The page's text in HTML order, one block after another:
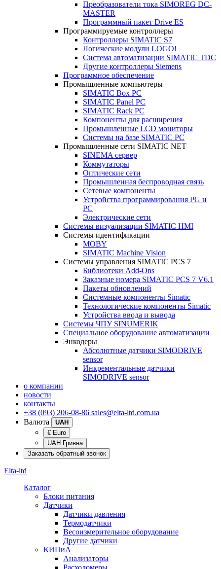
Преобразователи тока SIMOREG DC-
MASTER
Программный пакет Drive ES
Программируемые контроллеры
Контроллеры SIMATIC S7
Логические модули LOGO!
Система автоматизации SIMATIC TDC
Другие контроллеры Siemens
Программное обеспечение
Промышленные компьютеры
SIMATIC Box PC
SIMATIC Panel PС
SIMATIC Rack PC
Компоненты для расширения
Промышленные LCD мониторы
Системы на базе SIMATIC PC
Промышленные сети SIMATIC NET
SINEMA сервер
Коммутаторы
Оптические сети
Промышленная беспроводная связь
Сетевые компоненты
Устройства программирования PG и
PC
Электрические сети
Системы визуализации SIMATIC HMI
Системы идентификации
MOBY
SIMATIC Machine Vision
Системы управления SIMATIC PCS 7
Библиотеки Add-Ons
Заказные номера SIMATIC PCS 7 V6.1
Пакеты обновлений
Системные компоненты Simatic
Технологические компоненты Simatic
Устройства ввода и вывода
Системы ЧПУ SINUMERIK
Специальное оборудование автоматизации
Энкодеры
Абсолютные датчики SIMODRIVE
sensor
Инкрементальные датчики
SIMODRIVE sensor
о компании
новости
контакты
+38 (093) 206-08-86 sales@elta-ltd.com.ua
Валюта
UAH
€ Euro
UAH Гривна
Заказать обратный звонок
Elta-ltd
Каталог
Блоки питания
Датчики
Датчики давления
Термодатчики
Весоизмерительное оборудование
Другие датчики
КИПиА
Анализаторы
Расходомеры